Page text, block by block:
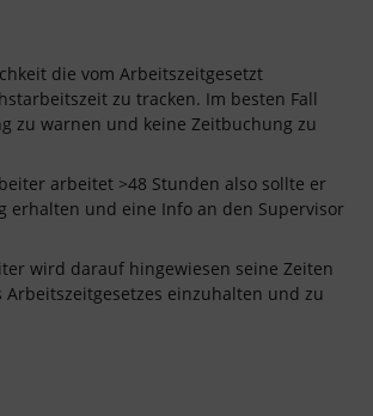
die vom Arbeitszeitgesetzt
zu tracken. Im besten Fall
zu warnen und keine Zeitbuchung zu
arbeitet >48 Stunden also sollte er
erhalten und eine Info an den Supervisor
wird darauf hingewiesen seine Zeiten
Arbeitszeitgesetzes einzuhalten und zu